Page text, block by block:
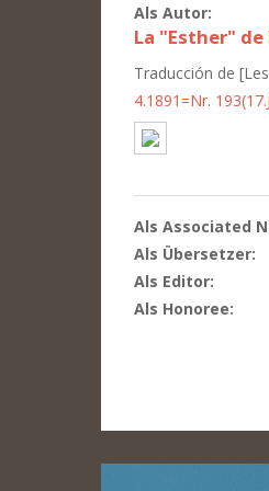
Als Autor:
La "Esther" de
Traducción de
4.1891=Nr.
Als Associated
Als Übersetzer:
Als Editor:
Als Honoree: